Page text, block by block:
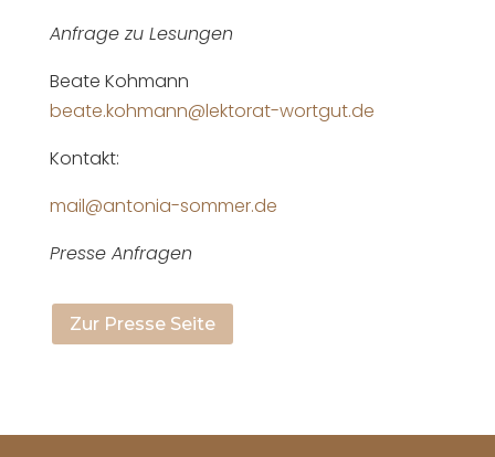
Anfrage zu Lesungen
Beate Kohmann
beate.kohmann@lektorat-wortgut.de
Kontakt:
mail@antonia-sommer.de
Presse Anfragen
Zur Presse Seite